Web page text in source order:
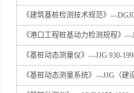
《建筑基桩检测技术规范》
《港口工程桩基动力检测规程》
《基桩动态测量仪》—JJG 930-
《基桩动态测量系统》—JJG（建